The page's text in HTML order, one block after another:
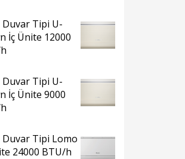
Tipi U-
İç Ünite 12000
Tipi U-
İç Ünite 9000
Tipi Lomo
24000 BTU/h